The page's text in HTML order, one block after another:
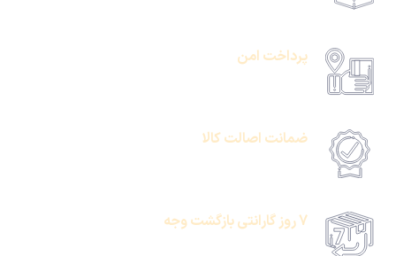
پرداخت امن
ضمانت اصالت کالا
7 روز گارانتی بازگشت وجه